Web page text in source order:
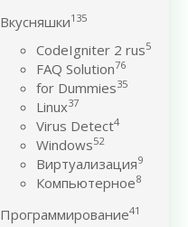
Вкусняшки135
CodeIgniter 2 rus5
FAQ Solution76
for Dummies35
Linux37
Virus Detect4
Windows52
Виртуализация9
Компьютерное8
Программирование41